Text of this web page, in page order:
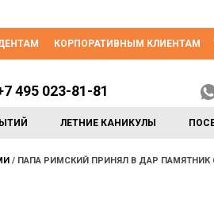
КОРПОРАТИВНЫМ КЛИЕНТАМ
ЛЕТНИЕ КАНИКУЛЫ
495 023-81-81
ПАПА РИМСКИЙ ПРИНЯЛ В ДАР ПАМЯТНИК